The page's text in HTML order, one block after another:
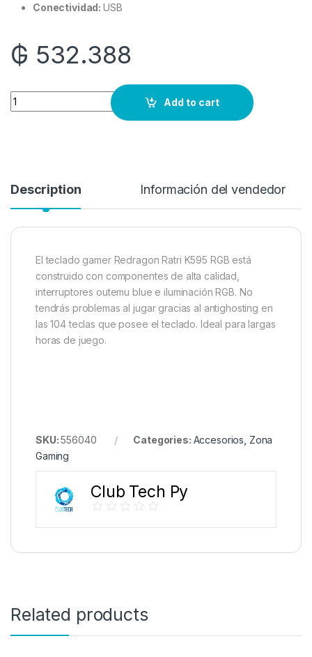
Conectividad:USB
₲ 532.388
Quantity
Add to cart
Description Información del vendedor
El teclado gamer Redragon Ratri K595 RGB está
construido con componentes de alta calidad,
interruptores outemu blue e iluminación RGB. No
tendrás problemas al jugar gracias al antighosting en
las 104 teclas que posee el teclado. Ideal para largas
horas de juego.
SKU:556040 Categories: Accesorios Zona
Gaming
Club Tech Py
Related products